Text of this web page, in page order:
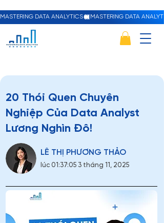
MASTERING DATA ANALYTICS
20 Thói Quen Chuyên
Nghiệp Của Data Analyst
Lương Nghìn Đô!
LÊ THỊ PHƯƠNG THẢO
lúc 01:37:05 3 tháng 11, 2025